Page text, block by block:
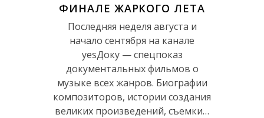
ФИНАЛЕ ЖАРКОГО ЛЕТА
Последняя неделя августа и
начало сентября на канале
yesДоку — спецпоказ
документальных фильмов о
музыке всех жанров. Биографии
композиторов, истории создания
великих произведений, съемки…